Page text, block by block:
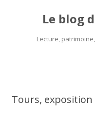
Le blog
Lecture,
Tours, exposition